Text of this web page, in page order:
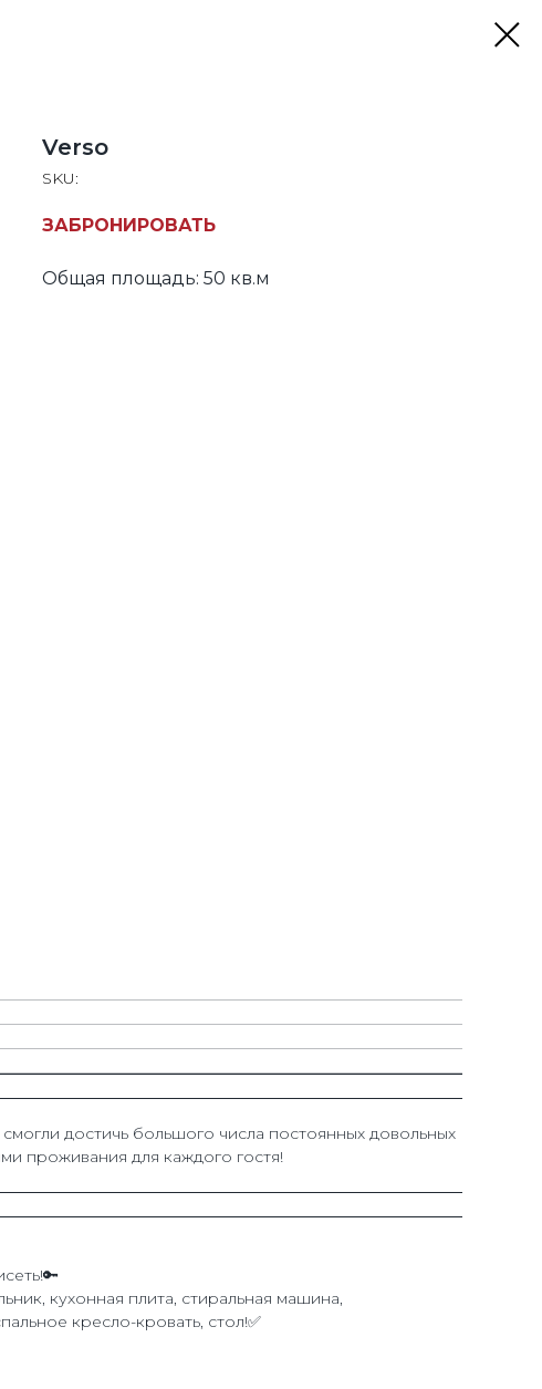
Verso
SKU:
ЗАБРОНИРОВАТЬ
Общая площадь: 50 кв.м
достичь большого числа постоянных довольных
проживания для каждого гостя!
кухонная плита, стиральная машина,
кресло-кровать, стол!✅